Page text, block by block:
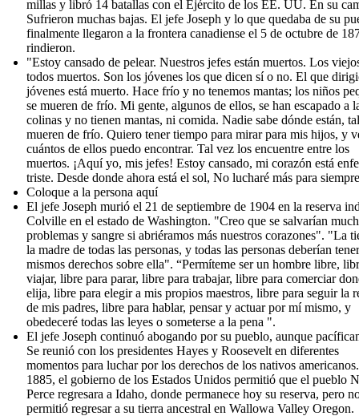
millas y libró 14 batallas con el Ejército de los EE. UU. En su
Sufrieron muchas bajas. El jefe Joseph y lo que quedaba de su
finalmente llegaron a la frontera canadiense el 5 de octubre de
rindieron.
"Estoy cansado de pelear. Nuestros jefes están muertos. Los
todos muertos. Son los jóvenes los que dicen sí o no. El que
jóvenes está muerto. Hace frío y no tenemos mantas; los niños
se mueren de frío. Mi gente, algunos de ellos, se han escapado a
colinas y no tienen mantas, ni comida. Nadie sabe dónde están,
mueren de frío. Quiero tener tiempo para mirar para mis hijos, y
cuántos de ellos puedo encontrar. Tal vez los encuentre entre los
muertos. ¡Aquí yo, mis jefes! Estoy cansado, mi corazón está
triste. Desde donde ahora está el sol, No lucharé más para
Coloque a la persona aquí
El jefe Joseph murió el 21 de septiembre de 1904 en la reserva
Colville en el estado de Washington. "Creo que se salvarían
problemas y sangre si abriéramos más nuestros corazones". "La
la madre de todas las personas, y todas las personas deberían
mismos derechos sobre ella". “Permíteme ser un hombre libre,
viajar, libre para parar, libre para trabajar, libre para comerciar
elija, libre para elegir a mis propios maestros, libre para seguir la
de mis padres, libre para hablar, pensar y actuar por mí mismo, y
obedeceré todas las leyes o someterse a la pena ".
El jefe Joseph continuó abogando por su pueblo, aunque
Se reunió con los presidentes Hayes y Roosevelt en diferentes
momentos para luchar por los derechos de los nativos
1885, el gobierno de los Estados Unidos permitió que el pueblo
Perce regresara a Idaho, donde permanece hoy su reserva, pero
permitió regresar a su tierra ancestral en Wallowa Valley Oregon.